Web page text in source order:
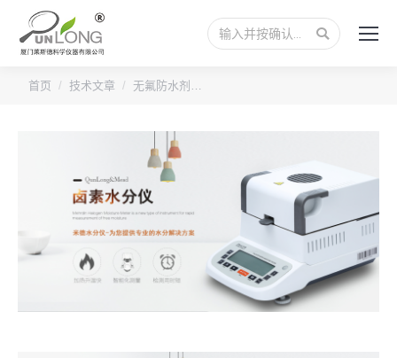
搜
索：
您的位置：
首页 技术文章 无氟防水剂…